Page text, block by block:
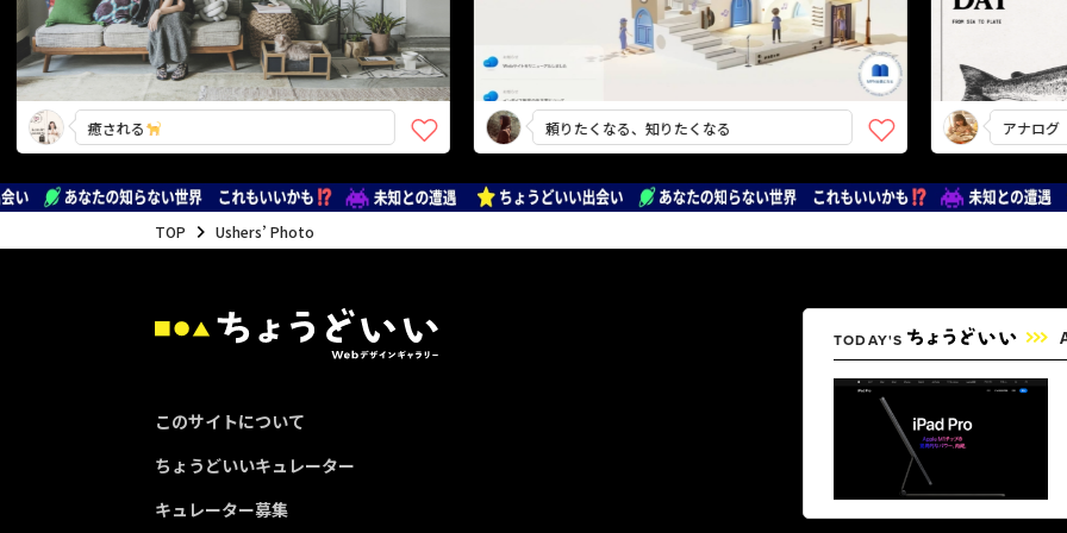
癒される 頼りたくなる、知りたくなる アナログ（新聞
TOP Ushers’ Photo
このサイトについて
ちょうどいいキュレーター
キュレーター募集
TODAY'S